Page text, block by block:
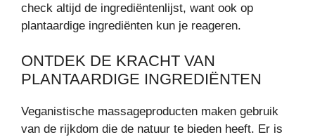
check altijd de ingrediëntenlijst, want ook op
plantaardige ingrediënten kun je reageren.
ONTDEK DE KRACHT VAN
PLANTAARDIGE INGREDIËNTEN
Veganistische massageproducten maken gebruik
van de rijkdom die de natuur te bieden heeft. Er is